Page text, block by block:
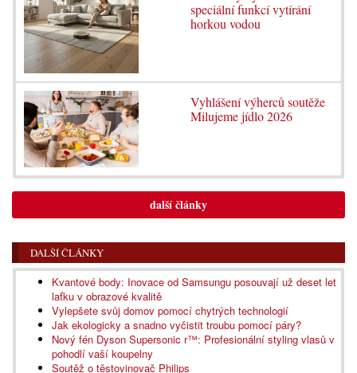
speciální funkcí vytírání
horkou vodou
Vyhlášení výherců soutěže
Milujeme jídlo 2026
další články
DALŠÍ ČLÁNKY
Kvantové body: Inovace od Samsungu posouvají už deset let
laťku v obrazové kvalitě
Vylepšete svůj domov pomocí chytrých technologií
Jak ekologicky a snadno vyčistit troubu pomocí páry?
Nový fén Dyson Supersonic r™: Profesionální styling vlasů v
pohodlí vaší koupelny
Soutěž o těstovinovač Philips